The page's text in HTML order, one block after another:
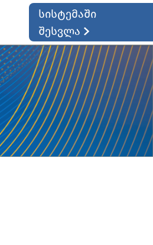
სისტემაში
შესვლა